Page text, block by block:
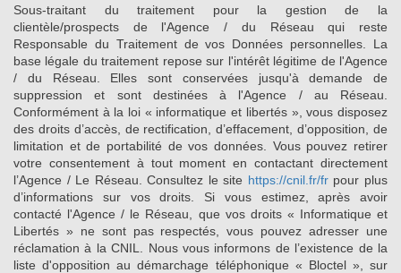
Sous-traitant du traitement pour la gestion de la
clientèle/prospects de l'Agence / du Réseau qui reste
Responsable du Traitement de vos Données personnelles. La
base légale du traitement repose sur l'intérêt légitime de l'Agence
/ du Réseau. Elles sont conservées jusqu'à demande de
suppression et sont destinées à l'Agence / au Réseau.
Conformément à la loi « informatique et libertés », vous disposez
des droits d’accès, de rectification, d’effacement, d’opposition, de
limitation et de portabilité de vos données. Vous pouvez retirer
votre consentement à tout moment en contactant directement
l’Agence / Le Réseau. Consultez le site https://cnil.fr/frpour plus
d’informations sur vos droits. Si vous estimez, après avoir
contacté l'Agence / le Réseau, que vos droits « Informatique et
Libertés » ne sont pas respectés, vous pouvez adresser une
réclamation à la CNIL. Nous vous informons de l’existence de la
liste d'opposition au démarchage téléphonique « Bloctel », sur